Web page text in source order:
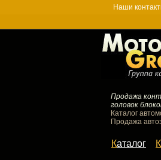
Наши
Продажа
головок
Каталог
Продажа
Каталог